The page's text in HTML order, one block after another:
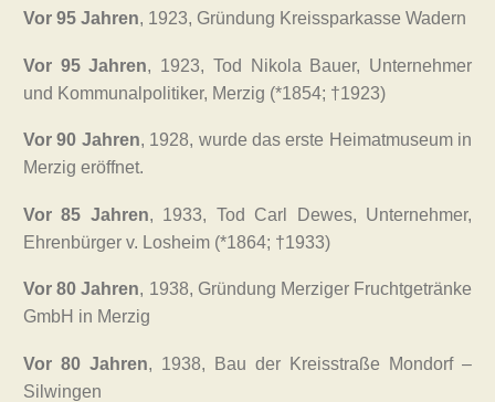
Vor 95 Jahren, 1923, Gründung Kreissparkasse Wadern
Vor 95 Jahren, 1923, Tod Nikola Bauer, Unternehmer
und Kommunalpolitiker, Merzig (*1854; †1923)
Vor 90 Jahren, 1928, wurde das erste Heimatmuseum in
Merzig eröffnet.
Vor 85 Jahren, 1933, Tod Carl Dewes, Unternehmer,
Ehrenbürger v. Losheim (*1864; †1933)
Vor 80 Jahren, 1938, Gründung Merziger Fruchtgetränke
GmbH in Merzig
Vor 80 Jahren, 1938, Bau der Kreisstraße Mondorf –
Silwingen